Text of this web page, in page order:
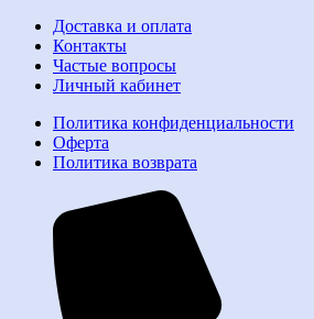
Доставка и оплата
Контакты
Частые вопросы
Личный кабинет
Политика конфиденциальности
Оферта
Политика возврата